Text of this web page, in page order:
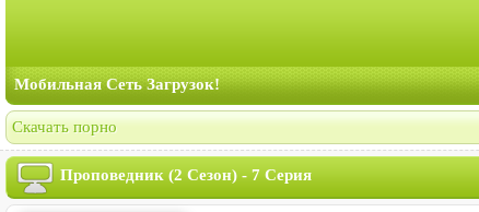
Мобильная Сеть Загрузок!
Скачать порно
Проповедник (2 Сезон) - 7 Серия